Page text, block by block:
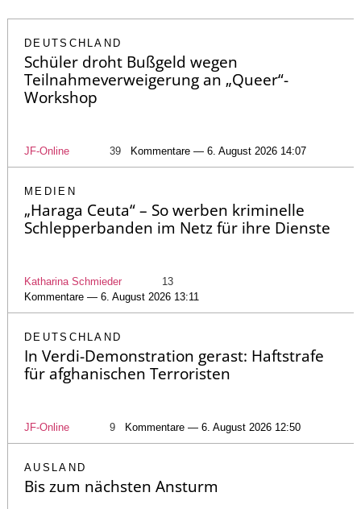
DEUTSCHLAND
Schüler droht Bußgeld wegen
Teilnahmeverweigerung an „Queer“-
Workshop
JF-Online 39 Kommentare — 6. August 2026 14:07
MEDIEN
„Haraga Ceuta“ – So werben kriminelle
Schlepperbanden im Netz für ihre Dienste
Katharina Schmieder
13
Kommentare — 6. August 2026 13:11
DEUTSCHLAND
In Verdi-Demonstration gerast: Haftstrafe
für afghanischen Terroristen
JF-Online 9 Kommentare — 6. August 2026 12:50
AUSLAND
Bis zum nächsten Ansturm